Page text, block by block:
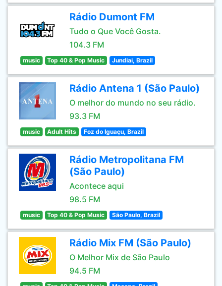
Rádio Dumont FM
Tudo o Que Você Gosta.
104.3 FM
music Top 40 & Pop Music Jundiai, Brazil
Rádio Antena 1 (São Paulo)
O melhor do mundo no seu rádio.
93.3 FM
music Adult Hits Foz do Iguaçu, Brazil
Rádio Metropolitana FM
(São Paulo)
Acontece aqui
98.5 FM
music Top 40 & Pop Music São Paulo, Brazil
Rádio Mix FM (São Paulo)
O Melhor Mix de São Paulo
94.5 FM